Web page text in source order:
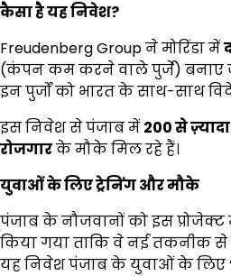
कैसा है यह निवेश?
Freudenberg Group ने मोरिंडा में
(कंपन कम करने वाले पुर्जे) बनाए
इन पुर्जों को भारत के साथ-साथ
इस निवेश से पंजाब में 200से
रोजगारके मौके मिल रहे हैं।
युवाओं के लिए ट्रेनिंग और मौके
पंजाब के नौजवानों को इस
किया गया ताकि वे नई तकनीक
यह निवेश पंजाब के युवाओं के लिए